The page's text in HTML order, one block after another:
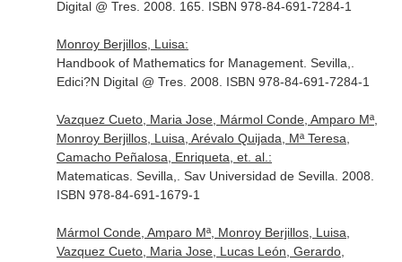
Digital @ Tres. 2008. 165. ISBN 978-84-691-7284-1
Monroy Berjillos, Luisa:
Handbook of Mathematics for Management. Sevilla,.
Edici?N Digital @ Tres. 2008. ISBN 978-84-691-7284-1
Vazquez Cueto, Maria Jose, Mármol Conde, Amparo Mª,
Monroy Berjillos, Luisa, Arévalo Quijada, Mª Teresa,
Camacho Peñalosa, Enriqueta, et. al.:
Matematicas. Sevilla,. Sav Universidad de Sevilla. 2008.
ISBN 978-84-691-1679-1
Mármol Conde, Amparo Mª, Monroy Berjillos, Luisa,
Vazquez Cueto, Maria Jose, Lucas León, Gerardo,